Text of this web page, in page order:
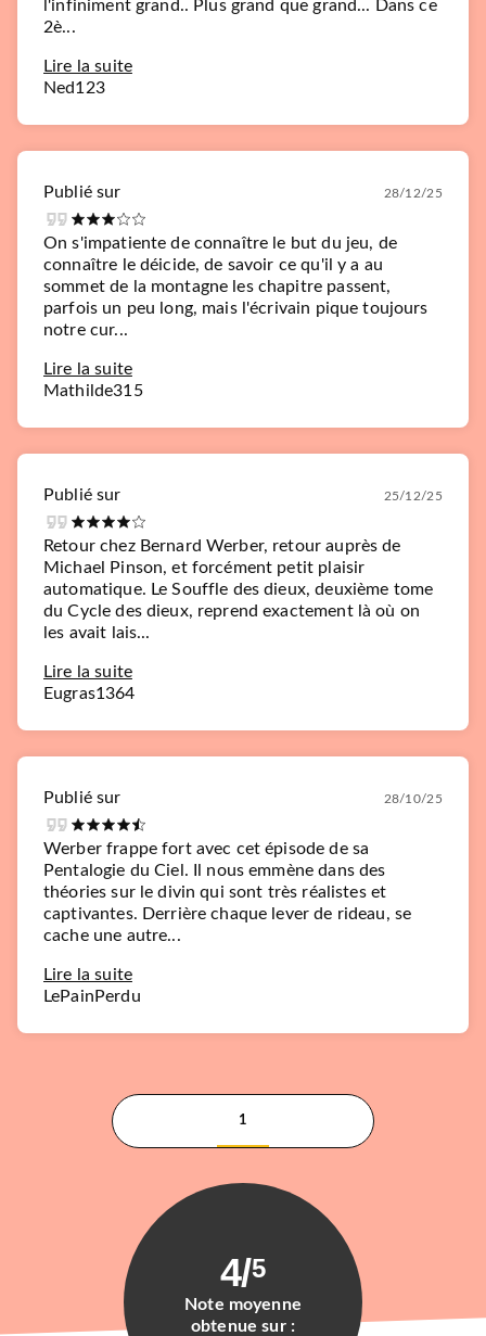
l'infiniment grand.. Plus grand que grand... Dans ce
2è...
Lire la suite
Ned123
Publié sur 28/12/25
On s'impatiente de connaître le but du jeu, de
connaître le déicide, de savoir ce qu'il y a au
sommet de la montagne les chapitre passent,
parfois un peu long, mais l'écrivain pique toujours
notre cur...
Lire la suite
Mathilde315
Publié sur 25/12/25
Retour chez Bernard Werber, retour auprès de
Michael Pinson, et forcément petit plaisir
automatique. Le Souffle des dieux, deuxième tome
du Cycle des dieux, reprend exactement là où on
les avait lais...
Lire la suite
Eugras1364
Publié sur 28/10/25
Werber frappe fort avec cet épisode de sa
Pentalogie du Ciel. Il nous emmène dans des
théories sur le divin qui sont très réalistes et
captivantes. Derrière chaque lever de rideau, se
cache une autre...
Lire la suite
LePainPerdu
1
4/5
Note moyenne
obtenue sur :